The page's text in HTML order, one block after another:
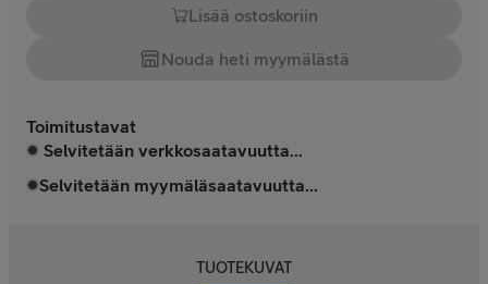
Lisää ostoskoriin
Nouda heti myymälästä
Toimitustavat
Selvitetään verkkosaatavuutta...
Selvitetään myymäläsaatavuutta...
TUOTEKUVAT